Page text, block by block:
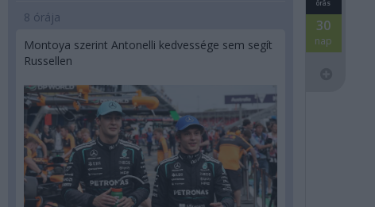
órás
30
nap
8 órája
Montoya szerint Antonelli kedvessége sem segít
Russellen